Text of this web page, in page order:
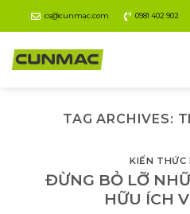
to
content
cs@cunmac.com 0981 402 902
TAG ARCHIVES:
KIẾN THỨC
ĐỪNG BỎ LỠ
HỮU ÍCH